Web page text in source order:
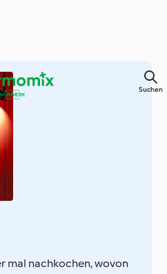
Suchen
mal nachkochen, wovon